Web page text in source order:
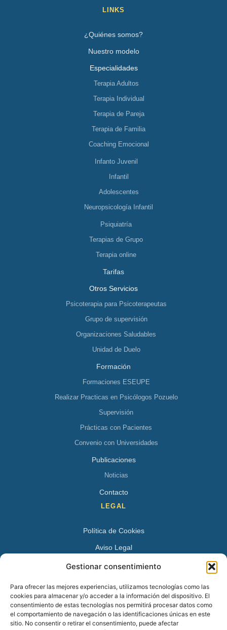
Gestionar consentimiento
Para ofrecer las mejores experiencias, utilizamos tecnologías como las
cookies para almacenar y/o acceder a la información del dispositivo. El
consentimiento de estas tecnologías nos permitirá procesar datos como
el comportamiento de navegación o las identificaciones únicas en este
sitio. No consentir o retirar el consentimiento, puede afectar
LINKS
¿Quiénes somos?
Nuestro modelo
Especialidades
Terapia Adultos
Terapia Individual
Terapia de Pareja
Terapia de Familia
Coaching Emocional
Infanto Juvenil
Infantil
Adolescentes
Neuropsicología Infantil
Psiquiatría
Terapias de Grupo
Terapia online
Tarifas
Otros Servicios
Psicoterapia para Psicoterapeutas
Grupo de supervisión
Organizaciones Saludables
Unidad de Duelo
Formación
Formaciones ESEUPE
Realizar Practicas en Psicólogos Pozuelo
Supervisión
Prácticas con Pacientes
Convenio con Universidades
Publicaciones
Noticias
Contacto
LEGAL
Política de Cookies
Aviso Legal
Política de Privacidad
Avenida Juan XXIII 15 B 28224 – Pozuelo de Alarcón,
Madrid